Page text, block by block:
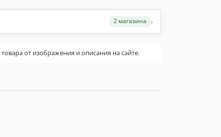
2 магазина ›
от изображения и описания на сайте.